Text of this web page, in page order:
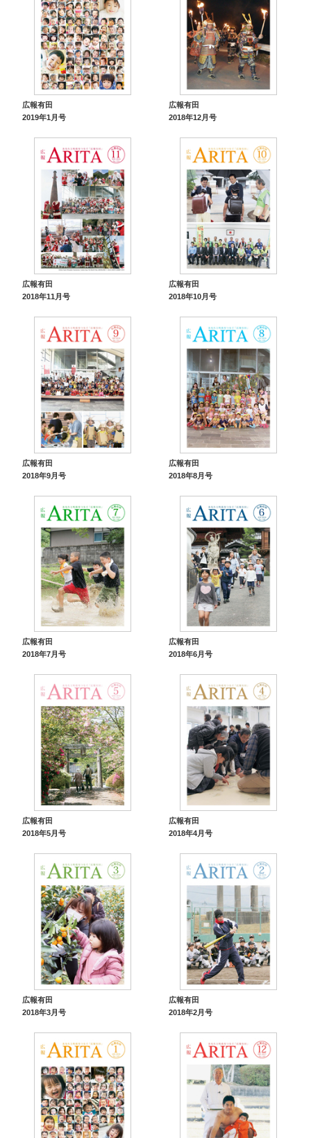
広報有田
2019年1月号
広報有田
2018年12月号
広報有田
2018年11月号
広報有田
2018年10月号
広報有田
2018年9月号
広報有田
2018年8月号
広報有田
2018年7月号
広報有田
2018年6月号
広報有田
2018年5月号
広報有田
2018年4月号
広報有田
2018年3月号
広報有田
2018年2月号